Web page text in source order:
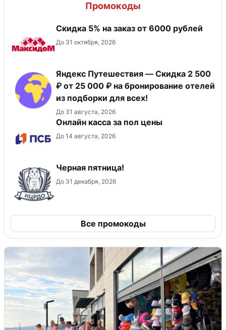
Промокоды
Скидка 5% на заказ от 6000 рублей
До 31 октября, 2026
Яндекс Путешествия — Скидка 2 500
₽ от 25 000 ₽ на бронирование отелей
из подборки для всех!
До 31 августа, 2026
Онлайн касса за пол цены
До 14 августа, 2026
Черная пятница!
До 31 декабря, 2026
Все промокоды